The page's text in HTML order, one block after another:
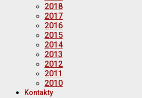
2018
2017
2016
2015
2014
2013
2012
2011
2010
Kontakty